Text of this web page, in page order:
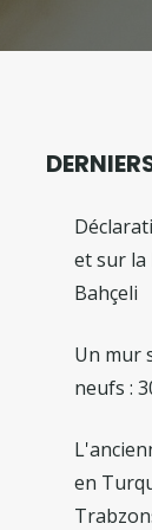
et sur la
Bahçeli
Un mur
neufs :
en